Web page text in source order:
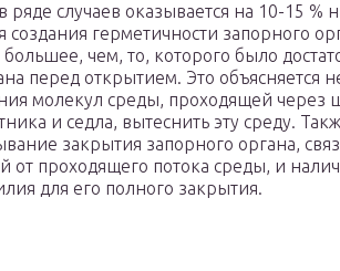
ряде случаев оказывается на 10-15 %
создания герметичности запорного
чем, то, которого было
перед открытием. Это объясняется
молекул среды, проходящей
и седла, вытеснить эту среду.
закрытия запорного органа,
от проходящего потока среды, и
для его полного закрытия.